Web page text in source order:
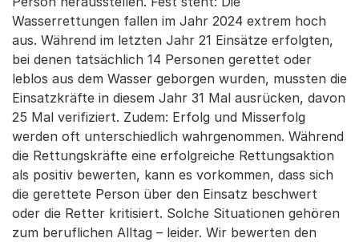
Wasserrettungen fallen im Jahr 2024 extrem hoch
aus. Während im letzten Jahr 21 Einsätze erfolgten,
bei denen tatsächlich 14 Personen gerettet oder
leblos aus dem Wasser geborgen wurden, mussten die
Einsatzkräfte in diesem Jahr 31 Mal ausrücken, davon
25 Mal verifiziert. Zudem: Erfolg und Misserfolg
werden oft unterschiedlich wahrgenommen. Während
die Rettungskräfte eine erfolgreiche Rettungsaktion
als positiv bewerten, kann es vorkommen, dass sich
die gerettete Person über den Einsatz beschwert
oder die Retter kritisiert. Solche Situationen gehören
zum beruflichen Alltag – leider. Wir bewerten den